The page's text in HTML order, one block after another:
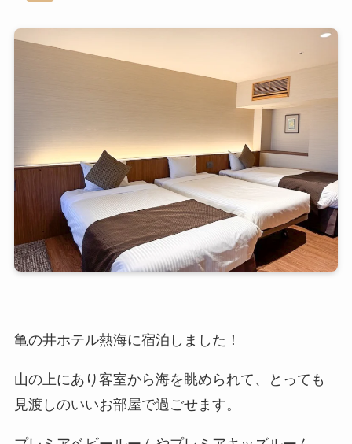
亀の井ホテル熱海に宿泊しました！
山の上にあり客室から海を眺められて、とっても
見渡しのいいお部屋で過ごせます。